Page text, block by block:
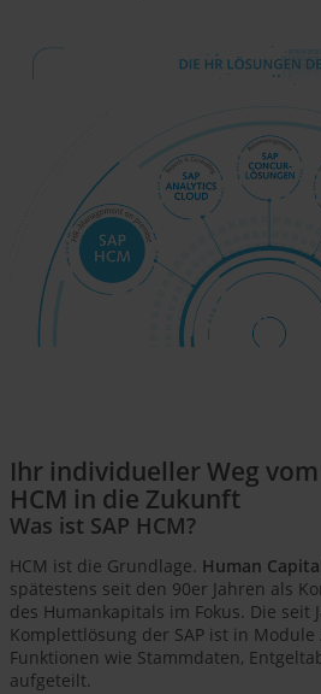
Ihr individueller Weg
HCM in die Zukunft
Was ist SAP HCM?
HCM ist die Grundlage. Human
spätestens seit den 90er Jahren als
des Humankapitals im Fokus. Die seit
Komplettlösung der SAP ist in
Funktionen wie Stammdaten,
aufgeteilt.